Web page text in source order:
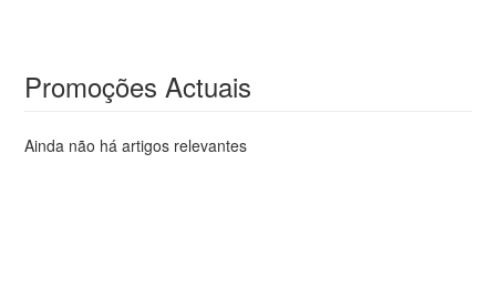
Promoções Actuais
Ainda não há artigos relevantes